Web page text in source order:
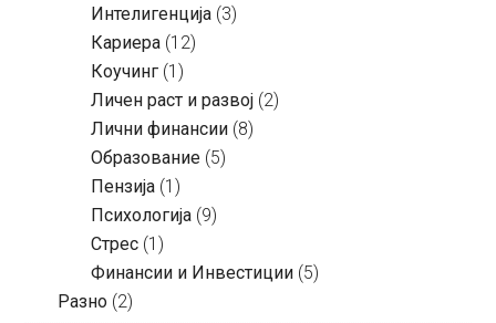
Интелигенција (3)
Кариера (12)
Коучинг (1)
Личен раст и развој (2)
Лични финансии (8)
Образование (5)
Пензија (1)
Психологија (9)
Стрес (1)
Финансии и Инвестиции (5)
Разно (2)